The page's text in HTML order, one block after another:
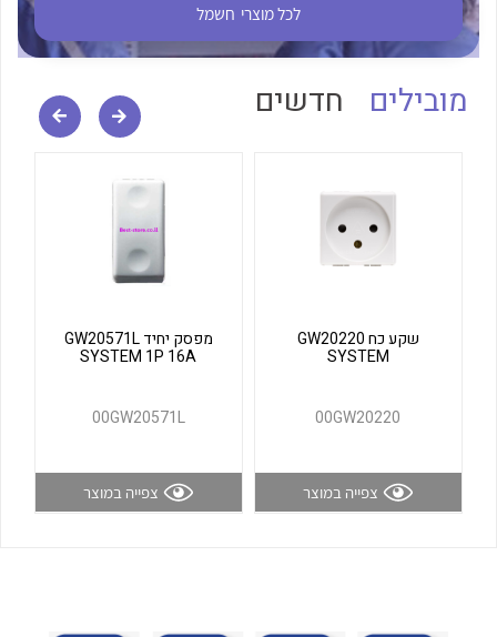
לכל מוצרי היצרן לכל מוצרי היצרן
לכל מוצרי חשמל
מובילים חדשים
שקע כח GW20220
SYSTEM
00GW20220
צפייה במוצר
מפסק יחיד GW20571L
SYSTEM 1P 16A
00GW20571L
צפייה במוצר